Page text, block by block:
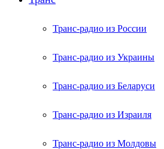
Транс-радио из России
Транс-радио из Украины
Транс-радио из Беларуси
Транс-радио из Израиля
Транс-радио из Молдовы